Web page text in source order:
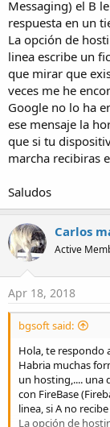
Messaging) el B
respuesta en un
La opción de
linea escribe un
que mirar que
veces me he
Google no lo ha
ese mensaje la
que si tu
marcha recibiras
Saludos
Carlos
Active
Apr 18, 2018
bgsoft said:
Hola, te respondo
Habria muchas
un hosting,.... una
con FireBase
linea, si A no
La opción de